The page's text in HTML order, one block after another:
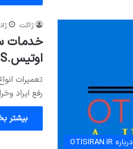
درباره OTISIRAN.IR
ژاکت
خدمات
اوتیس.OTIS. تعمیرات انواع برد های اوتیس
رفع ایراد
بیشتر